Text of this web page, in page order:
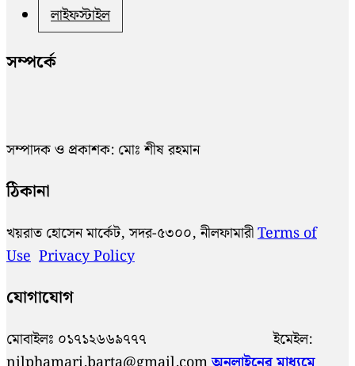
লাইফস্টাইল
সম্পর্কে
সম্পাদক ও প্রকাশক: মোঃ শীষ রহমান
ঠিকানা
খয়রাত হোসেন মার্কেট, সদর-৫৩০০, নীলফামারীTerms of
Use Privacy Policy
যোগাযোগ
মোবাইলঃ ০১৭১২৬৬৯৭৭৭ ইমেইল: